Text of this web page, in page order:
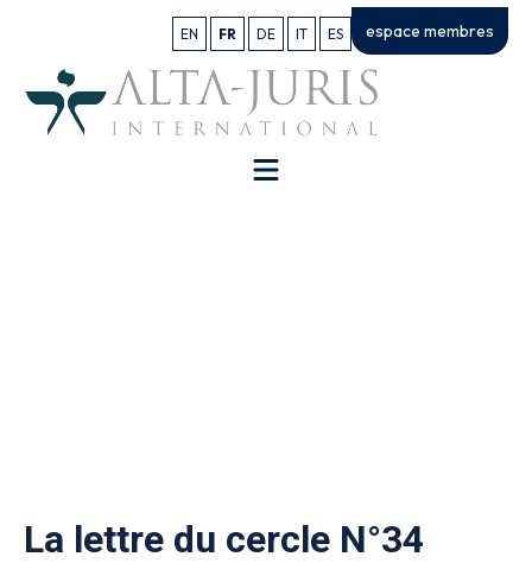
EN FR DE IT ES espace membres
La lettre du cercle N°34